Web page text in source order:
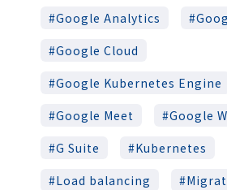
Google Analytics
Google Cloud
Google Kubernetes Engine
Google Meet
Google
G Suite
Kubernetes
Load balancing